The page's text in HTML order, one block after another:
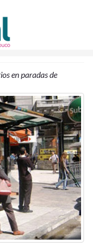
en paradas de